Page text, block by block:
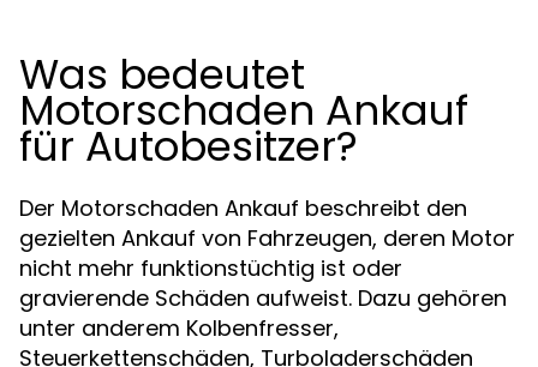
Was bedeutet
Motorschaden Ankauf
für Autobesitzer?
Der Motorschaden Ankauf beschreibt den
gezielten Ankauf von Fahrzeugen, deren Motor
nicht mehr funktionstüchtig ist oder
gravierende Schäden aufweist. Dazu gehören
unter anderem Kolbenfresser,
Steuerkettenschäden, Turboladerschäden